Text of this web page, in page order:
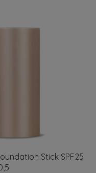
Stick SPF25